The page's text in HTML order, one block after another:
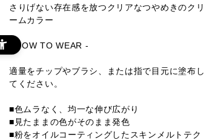
さりげない存在感を放つクリアなつやめきのクリ
ームカラー
- HOW TO WEAR -
適量をチップやブラシ、または指で目元に塗布し
てください。
■色ムラなく、均一な伸び広がり
■見たままの色がそのまま発色
■粉をオイルコーティングしたスキンメルトテク